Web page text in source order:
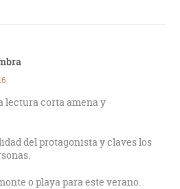
su presencia en el programa
simultánea), divertidas
reales (además de referencias a
sustituye a O'Kane en esa
Damián mantiene para
y una crítica clara al sacrificio
audiencias televisivas, el
un precioso libro de sencilla
del mundo, entretenido,
sarcástico. De 6,7.
lectura corta amena y
del protagonista y claves los
o playa para este verano.